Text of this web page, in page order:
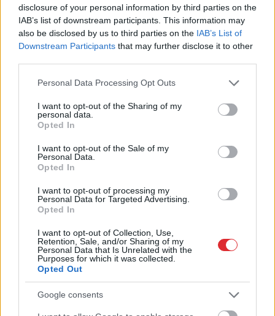
disclosure of your personal information by third parties on the
IAB’s list of downstream participants. This information may
also be disclosed by us to third parties on the IAB’s List of
Downstream Participants that may further disclose it to other
Please note that this website/app uses one or more Google
not limited to your visit or usage behaviour. You may click to
grant or deny consent to Google and its third-party tags to
use your data for below specified purposes in below Google
consent section.
Personal Data Processing Opt Outs
I want to opt-out of the Sharing of my
personal data.
Opted In
I want to opt-out of the Sale of my
Personal Data.
Opted In
I want to opt-out of processing my
Personal Data for Targeted Advertising.
Opted In
I want to opt-out of Collection, Use,
Retention, Sale, and/or Sharing of my
Personal Data that Is Unrelated with the
Purposes for which it was collected.
Opted Out
Google consents
“Nušī ir cilvēku krāpšana!”
Depozīta glāze vai vienkārši
ar varu iedots maksas
trauks – pasākumu
apmeklētāji sāk dusmoties